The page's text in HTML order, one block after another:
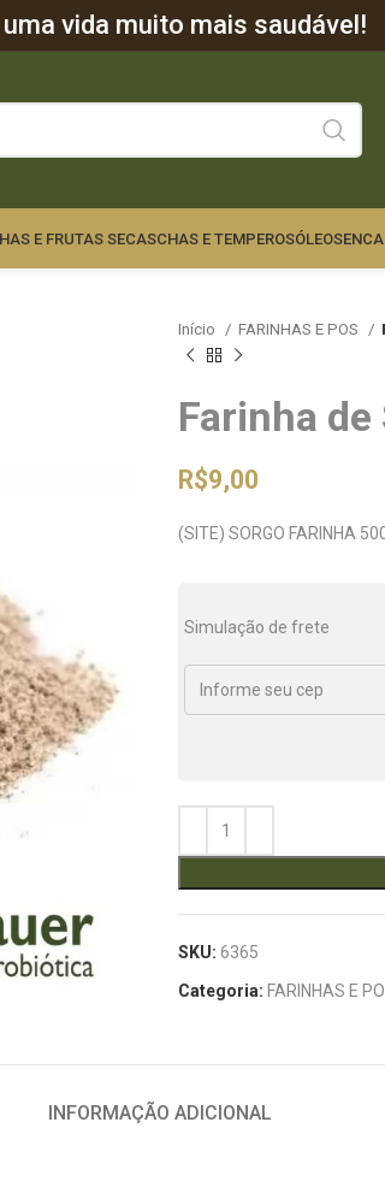
vida muito mais saudável!
E FRUTAS SECASCHAS E TEMPEROSÓLEOS
Início FARINHAS E POS
Farinha
R$9,00
(SITE) SORGO FARINHA
Simulação de frete
SKU: 6365
Categoria: FARINHAS E
INFORMAÇÃO ADICIONAL